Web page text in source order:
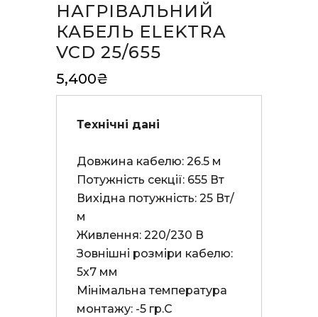
НАГРІВАЛЬНИЙ
КАБЕЛЬ ELEKTRA
VCD 25/655
5,400₴
Технічні дані
Довжина кабелю: 26.5 м
Потужність секції: 655 Вт
Вихідна потужність: 25 Вт/
м
Живлення: 220/230 В
Зовнішні розміри кабелю:
5х7 мм
Мінімальна температура
монтажу: -5 гр.С